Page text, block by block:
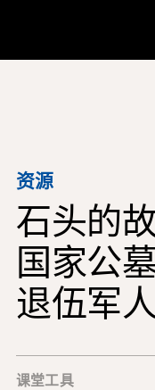
教师资源
课堂工具
培训班
研究所
教学研究技能
资源
石头的
国家公
退伍军
课堂工具